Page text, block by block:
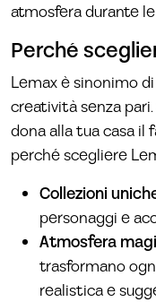
atmosfera durante
Perché
Lemax è sinonimo
creatività senza
dona alla tua casa il
perché scegliere
Collezioni
personaggi e
Atmosfera
trasformano
realistica e